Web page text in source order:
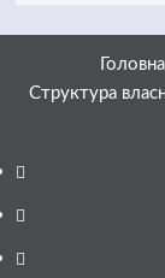
Головна
Структура
Facebook
YouTube
Telegram